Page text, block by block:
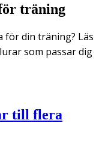
träning
din träning? Läs
som passar dig
till flera